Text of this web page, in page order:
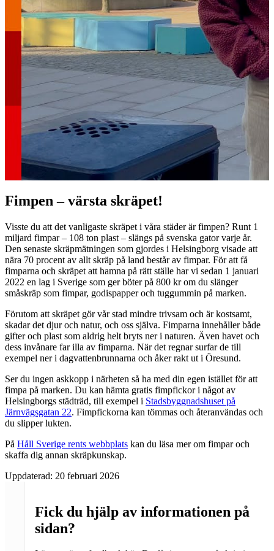
Fimpen – värsta skräpet!
Visste du att det vanligaste skräpet i våra städer är fimpen? Runt 1
miljard fimpar – 108 ton plast – slängs på svenska gator varje år.
Den senaste skräpmätningen som gjordes i Helsingborg visade att
nära 70 procent av allt skräp på land består av fimpar. För att få
fimparna och skräpet att hamna på rätt ställe har vi sedan 1 januari
2022 en lag i Sverige som ger böter på 800 kr om du slänger
småskräp som fimpar, godispapper och tuggummin på marken.
Förutom att skräpet gör vår stad mindre trivsam och är kostsamt,
skadar det djur och natur, och oss själva. Fimparna innehåller både
gifter och plast som aldrig helt bryts ner i naturen. Även havet och
dess invånare far illa av fimparna. När det regnar surfar de till
exempel ner i dagvattenbrunnarna och åker rakt ut i Öresund.
Ser du ingen askkopp i närheten så ha med din egen istället för att
fimpa på marken. Du kan hämta gratis fimpfickor i något av
Helsingborgs städträd, till exempel i Stadsbyggnadshuset på
Järnvägsgatan 22. Fimpfickorna kan tömmas och återanvändas och
du slipper lukten.
På Håll Sverige rents webbplats kan du läsa mer om fimpar och
skaffa dig annan skräpkunskap.
Uppdaterad: 20 februari 2026
Fick du hjälp av informationen på
sidan?